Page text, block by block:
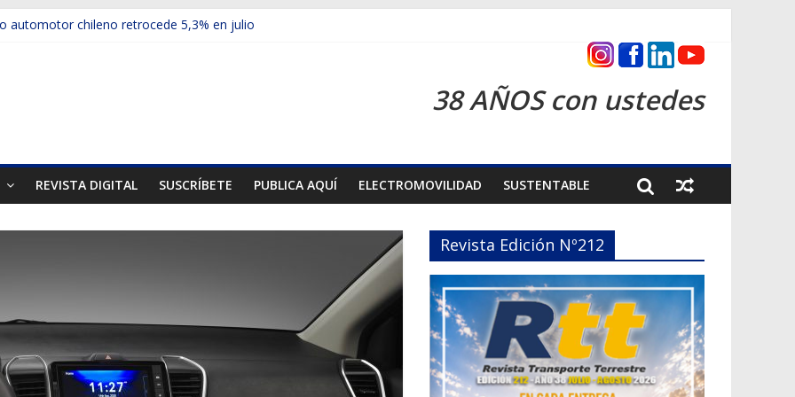
automotor chileno retrocede 5,3% en julio
ups presentó la recién estrenada Bolden en la Expo Compras Públicas 2026
mercado internacional en lanzar la nueva Maxus T70
38 AÑOS con ustedes
REVISTA DIGITAL SUSCRÍBETE PUBLICA AQUÍ ELECTROMOVILIDAD SUSTENTABLE
Revista Edición Nº212